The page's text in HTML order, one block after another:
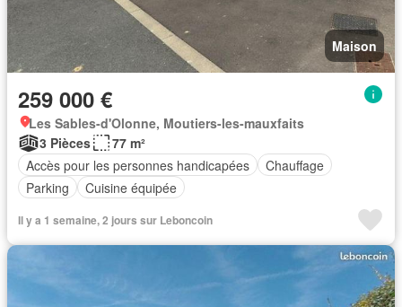
Maison
259 000 €
Les Sables-d'Olonne, Moutiers-les-mauxfaits
3 Pièces
77 m²
Accès pour les personnes handicapées
Chauffage
Parking
Cuisine équipée
Il y a 1 semaine, 2 jours sur Leboncoin